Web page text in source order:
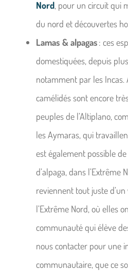
Nord, pour un circuit qui
du nord et découvertes
Lamas & alpagas: ces
domestiquées, depuis
notamment par les Incas.
camélidés sont encore
peuples de l’Altiplano,
les Aymaras, qui
est également possible
d’alpaga, dans l’Extrême
reviennent tout juste
l’Extrême Nord, où elles
communauté qui élève
nous contacter pour une
communautaire, que ce